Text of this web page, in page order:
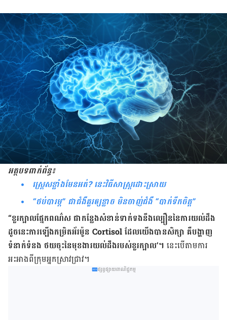
អត្ថបទ​ពាក់ព័ន្ធ៖
ស្ត្រេសខ្លាំង​មែន​អត់? នេះវិធីសាស្ត្រ​ដោះស្រាយ
“​ថប់​បារម្ភ” ជា​​ជំងឺ​​គួរ​​ឲ្យ​​ខ្លាច មិន​ចាញ់​ជំងឺ “បាក់ទឹកចិត្ត”
“​ខួរ​ក្បាល​ផ្នែក​ពណ៌​ស​ ជា​កន្លែង​សំខាន់​​ទាក់​ទង​នឹង​​​ល្បឿន​នៃ​ការ​យល់​ដឹង
ដូច​នេះ​ការ​ឡើង​​​​កម្រិតអ័រម៉ូន​​ Cortisol ដែល​យើង​បាន​សិក្សា​​ គឺ​បង្ហាញ
ទំនាក់ទំនង ​ថយ​ចុះ​នៃ​​មុខ​ងារ​យល់​ដឹង​របស់ខួរ​ក្បាល​’។ នេះ​បើ​តាមការ
អះអាង​ពី​​ក្រុម​អ្នក​ស្រាវ​ជ្រាវ។
ផ្សព្វផ្សាយពាណិជ្ជកម្ម